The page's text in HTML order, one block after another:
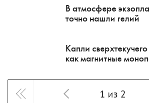
В атмосфере
точно нашли гелий
Капли
как магнитные
1 из 2